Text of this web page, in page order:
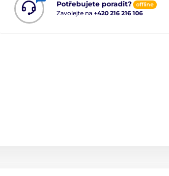
Potřebujete poradit? offline
Zavolejte na +420 216 216 106